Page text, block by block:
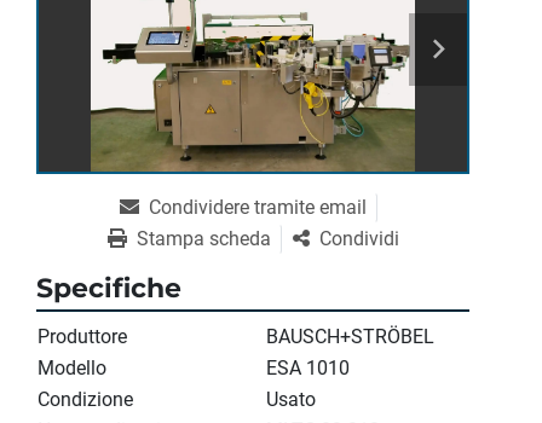
Condividere tramite email
Stampa scheda
Condividi
Specifiche
Produttore
BAUSCH+STRÖBEL
Modello
ESA 1010
Condizione
Usato